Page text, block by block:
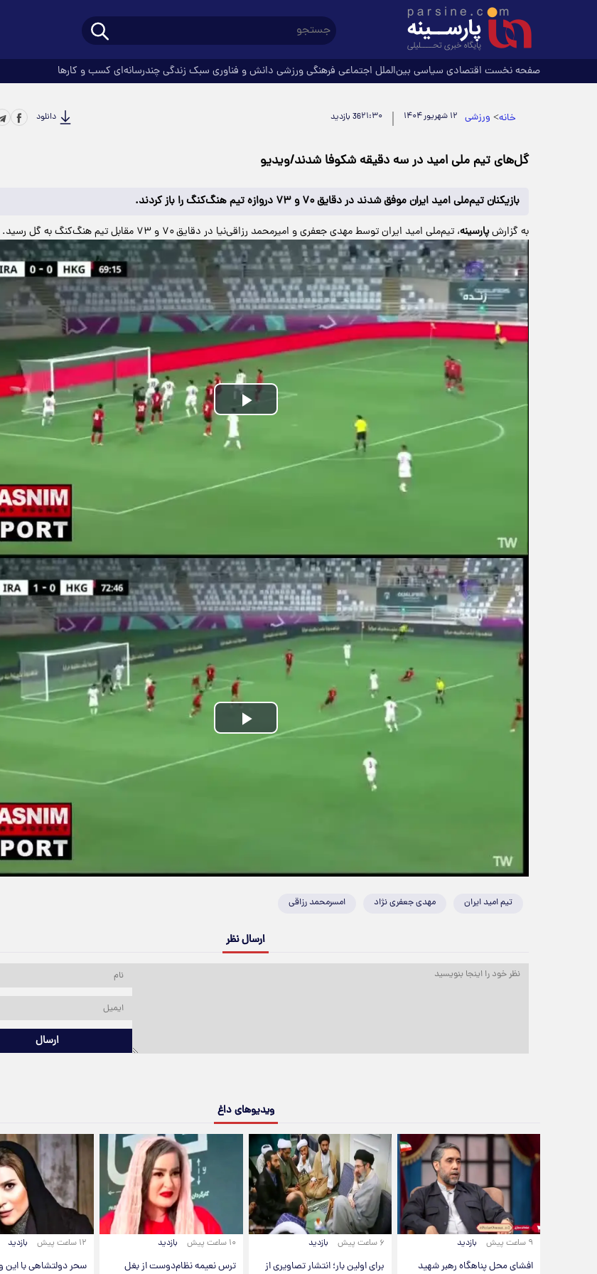
صفحه نخست اقتصادی سیاسی بین‌الملل اجتماعی فرهنگیورزشی دانش و فناوری سبک زندگیچندرسانه‌ای کسب و کارها
خانه> ورزشی ۱۲ شهریور ۱۴۰۴ ۲۱:۳۰36 بازدید دانلود
گل‌های تیم ملی امید در سه دقیقه شکوفا شدند/ویدیو
بازیکنان تیم‌ملی امید ایران موفق شدند در دقایق ۷۰ و ۷۳ دروازه تیم هنگ‌کنگ را باز کردند.
به گزارشپارسینه، تیم‌ملی امید ایران توسط مهدی جعفری و امیرمحمد رزاقی‌نیا در دقایق ۷۰ و ۷۳ مقابل تیم هنگ‌کنگ به گل رسید.
Play
Video
Play
Video
تیم امید ایران مهدی جعفری نژاد امسرمحمد رزاقی
ارسال نظر
ارسال
ویدیوهای داغ
۹ ساعت پیش بازدید
افشای محل پناهگاه‌ رهبر شهید
۶ ساعت پیش بازدید
برای اولین بار؛ انتشار تصاویری از
۱۰ ساعت پیش بازدید
ترس نعیمه نظام‌دوست از بغل
۱۲ ساعت پیش بازدید
سحر دولتشاهی با این